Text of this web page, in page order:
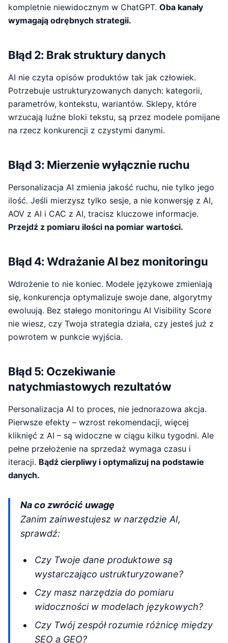
kompletnie niewidocznym w ChatGPT. Oba kanały
wymagają odrębnych strategii.
Błąd 2: Brak struktury danych
AI nie czyta opisów produktów tak jak człowiek.
Potrzebuje ustrukturyzowanych danych: kategorii,
parametrów, kontekstu, wariantów. Sklepy, które
wrzucają luźne bloki tekstu, są przez modele pomijane
na rzecz konkurencji z czystymi danymi.
Błąd 3: Mierzenie wyłącznie ruchu
Personalizacja AI zmienia jakość ruchu, nie tylko jego
ilość. Jeśli mierzysz tylko sesje, a nie konwersję z AI,
AOV z AI i CAC z AI, tracisz kluczowe informacje.
Przejdź z pomiaru ilości na pomiar wartości.
Błąd 4: Wdrażanie AI bez monitoringu
Wdrożenie to nie koniec. Modele językowe zmieniają
się, konkurencja optymalizuje swoje dane, algorytmy
ewoluują. Bez stałego monitoringu AI Visibility Score
nie wiesz, czy Twoja strategia działa, czy jesteś już z
powrotem w punkcie wyjścia.
Błąd 5: Oczekiwanie
natychmiastowych rezultatów
Personalizacja AI to proces, nie jednorazowa akcja.
Pierwsze efekty – wzrost rekomendacji, więcej
kliknięć z AI – są widoczne w ciągu kilku tygodni. Ale
pełne przełożenie na sprzedaż wymaga czasu i
iteracji. Bądź cierpliwy i optymalizuj na podstawie
danych.
Na co zwrócić uwagę
Zanim zainwestujesz w narzędzie AI,
sprawdź:
Czy Twoje dane produktowe są
wystarczająco ustrukturyzowane?
Czy masz narzędzia do pomiaru
widoczności w modelach językowych?
Czy Twój zespół rozumie różnicę między
SEO a GEO?